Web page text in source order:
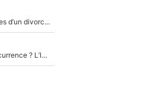
Frank McCourt et Pablo Longoria : Les coulisses d’un divorce coûteux qui ruine l’OM à petit feu…
Kylian Mbappé et Lamine Yamal ont de la concurrence ? L’IA annonce les 5 joueurs qui vont dominer le football dans les années à venir !